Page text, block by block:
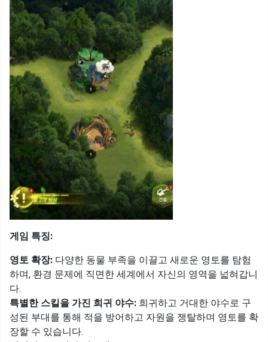
게임 특징:
영토 확장: 다양한 동물 부족을 이끌고 새로운 영토를 탐험
하며, 환경 문제에 직면한 세계에서 자신의 영역을 넓혀갑니
다.
특별한 스킬을 가진 희귀 야수: 희귀하고 거대한 야수로 구
성된 부대를 통해 적을 방어하고 자원을 쟁탈하며 영토를 확
장할 수 있습니다.